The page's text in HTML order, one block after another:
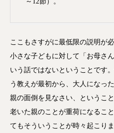
ここもさすがに最低限の説明が
小さな子どもに対して「お母さ
いう話ではないということです
う教えが最初から、大人になっ
親の面倒を見なさい、というこ
老いた親のことが重荷になるこ
てもそういうことが時々起こり